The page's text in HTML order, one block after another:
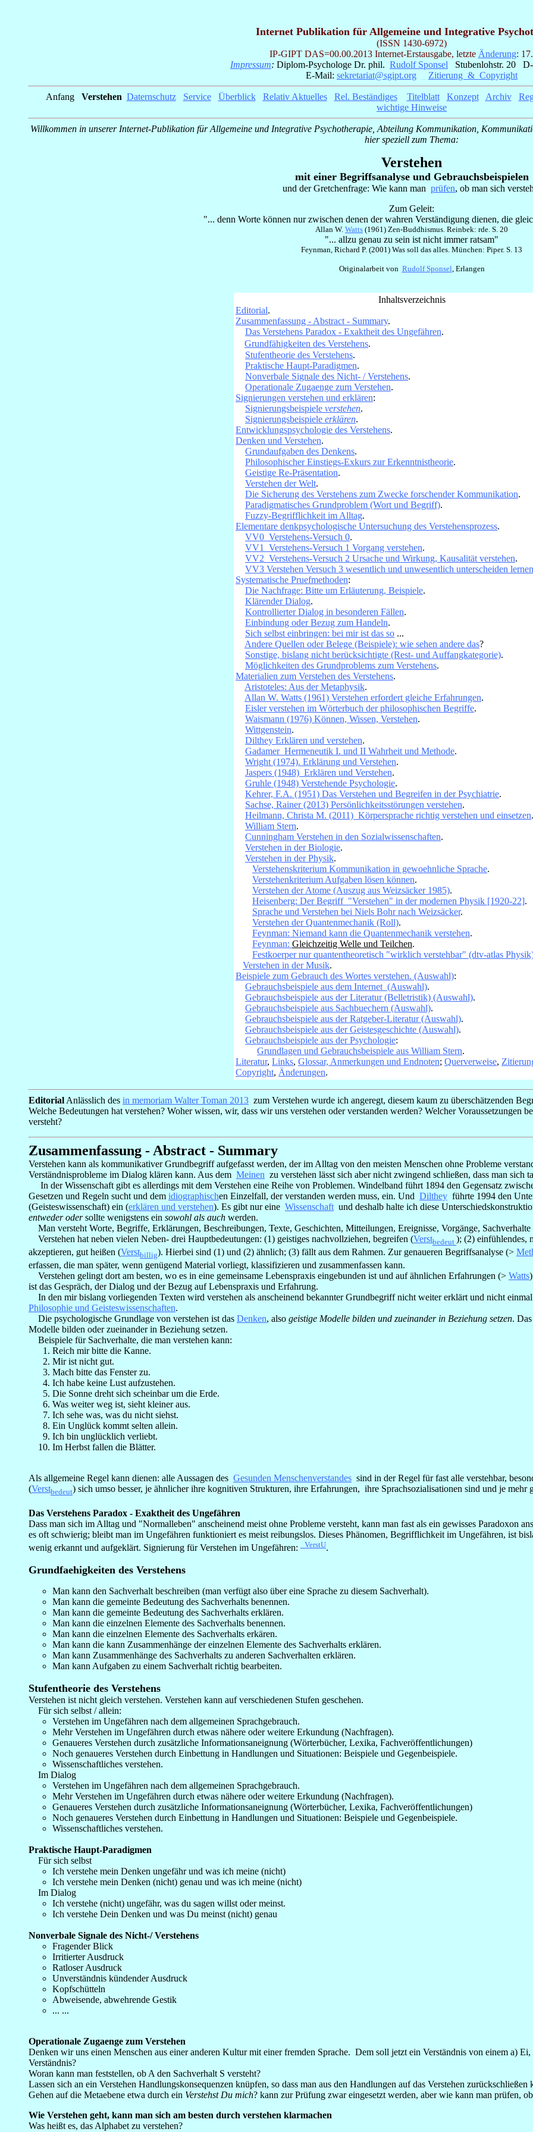
Internet Publikation für Allgemeine und Integrative
(ISSN 1430-6972)
IP-GIPT DAS=00.00.2013 Internet-Erstausgabe, letzte Änderung:
Impressum: Diplom-Psychologe Dr. phil. Rudolf Sponsel Stubenlohstr. 20 D-
E-Mail: sekretariat@sgipt.org Zitierung & Copyright
Anfang_ Verstehen Daternschutz_ Service_ Überblick_ Relativ Aktuelles_ Rel. Beständiges Titelblatt_ Konzept_ Archiv_
wichtige Hinweise
Willkommen in unserer Internet-Publikation für Allgemeine und Integrative Psychotherapie, Abteilung Kommunikation,
hier speziell zum Thema:
Verstehen
mit einer Begriffsanalyse und Gebrauchsbeispielen
und der Gretchenfrage: Wie kann man prüfen, ob man sich
Zum Geleit:
"... denn Worte können nur zwischen denen der wahren Verständigung dienen, die
Allan W. Watts (1961) Zen-Buddhismus. Reinbek: rde. S. 20
"... allzu genau zu sein ist nicht immer ratsam"
Feynman, Richard P. (2001) Was soll das alles. München: Piper. S. 13
Originalarbeit von Rudolf Sponsel, Erlangen
Inhaltsverzeichnis
Editorial.
Zusammenfassung - Abstract - Summary.
Das Verstehens Paradox - Exaktheit des Ungefähren.
Grundfähigkeiten des Verstehens.
Stufentheorie des Verstehens.
Praktische Haupt-Paradigmen.
Nonverbale Signale des Nicht- / Verstehens.
Operationale Zugaenge zum Verstehen.
Signierungen verstehen und erklären:
Signierungsbeispiele verstehen.
Signierungsbeispiele erklären.
Entwicklungspsychologie des Verstehens.
Denken und Verstehen.
Grundaufgaben des Denkens.
Philosophischer Einstiegs-Exkurs zur Erkenntnistheorie.
Geistige Re-Präsentation.
Verstehen der Welt.
Die Sicherung des Verstehens zum Zwecke forschender Kommunikation.
Paradigmatisches Grundproblem (Wort und Begriff).
Fuzzy-Begrifflichkeit im Alltag.
Elementare denkpsychologische Untersuchung des Verstehensprozess.
VV0 Verstehens-Versuch 0.
VV1 Verstehens-Versuch 1 Vorgang verstehen.
VV2 Verstehens-Versuch 2 Ursache und Wirkung, Kausalität verstehen.
VV3 Verstehen Versuch 3 wesentlich und unwesentlich unterscheiden lernen
Systematische Pruefmethoden:
Die Nachfrage: Bitte um Erläuterung, Beispiele.
Klärender Dialog.
Kontrollierter Dialog in besonderen Fällen.
Einbindung oder Bezug zum Handeln.
Sich selbst einbringen: bei mir ist das so ...
Andere Quellen oder Belege (Beispiele): wie sehen andere das?
Sonstige, bislang nicht berücksichtigte (Rest- und Auffangkategorie).
Möglichkeiten des Grundproblems zum Verstehens.
Materialien zum Verstehen des Verstehens.
Aristoteles: Aus der Metaphysik.
Allan W. Watts (1961) Verstehen erfordert gleiche Erfahrungen.
Eisler verstehen im Wörterbuch der philosophischen Begriffe.
Waismann (1976) Können, Wissen, Verstehen.
Wittgenstein.
Dilthey Erklären und verstehen.
Gadamer Hermeneutik I. und II Wahrheit und Methode.
Wright (1974). Erklärung und Verstehen.
Jaspers (1948) Erklären und Verstehen.
Gruhle (1948) Verstehende Psychologie.
Kehrer, F.A. (1951) Das Verstehen und Begreifen in der Psychiatrie.
Sachse, Rainer (2013) Persönlichkeitsstörungen verstehen.
Heilmann, Christa M. (2011) Körpersprache richtig verstehen und einsetzen.
William Stern.
Cunningham Verstehen in den Sozialwissenschaften.
Verstehen in der Biologie.
Verstehen in der Physik.
Verstehenskriterium Kommunikation in gewoehnliche Sprache.
Verstehenkriterium Aufgaben lösen können.
Verstehen der Atome (Auszug aus Weizsäcker 1985).
Heisenberg: Der Begriff "Verstehen" in der modernen Physik [1920-22].
Sprache und Verstehen bei Niels Bohr nach Weizsäcker.
Verstehen der Quantenmechanik (Roll).
Feynman: Niemand kann die Quantenmechanik verstehen.
Feynman: Gleichzeitig Welle und Teilchen.
Festkoerper nur quantentheoretisch "wirklich verstehbar" (dtv-atlas
Verstehen in der Musik.
Beispiele zum Gebrauch des Wortes verstehen. (Auswahl):
Gebrauchsbeispiele aus dem Internet (Auswahl).
Gebrauchsbeispiele aus der Literatur (Belletristik) (Auswahl).
Gebrauchsbeispiele aus Sachbuechern (Auswahl).
Gebrauchsbeispiele aus der Ratgeber-Literatur (Auswahl).
Gebrauchsbeispiele aus der Geistesgeschichte (Auswahl).
Gebrauchsbeispiele aus der Psychologie:
Grundlagen und Gebrauchsbeispiele aus William Stern.
Literatur, Links, Glossar, Anmerkungen und Endnoten; Querverweise,
Copyright, Änderungen.
Editorial Anlässlich des in memoriam Walter Toman 2013 zum Verstehen wurde ich angeregt, diesem kaum zu überschätzenden
Welche Bedeutungen hat verstehen? Woher wissen, wir, dass wir uns verstehen oder verstanden werden? Welcher Voraussetzungen
versteht?
Zusammenfassung - Abstract - Summary
Verstehen kann als kommunikativer Grundbegriff aufgefasst werden, der im Alltag von den meisten Menschen ohne Probleme
Verständnisprobleme im Dialog klären kann. Aus dem Meinen zu verstehen lässt sich aber nicht zwingend schließen, dass man sich
In der Wissenschaft gibt es allerdings mit dem Verstehen eine Reihe von Problemen. Windelband führt 1894 den Gegensatz
Gesetzen und Regeln sucht und dem idiographischen Einzelfall, der verstanden werden muss, ein. Und Dilthey führte 1994 den
(Geisteswissenschaft) ein (erklären und verstehen). Es gibt nur eine Wissenschaft und deshalb halte ich diese
entweder odersollte wenigstens ein sowohl als auch werden.
Man versteht Worte, Begriffe, Erklärungen, Beschreibungen, Texte, Geschichten, Mitteilungen, Ereignisse, Vorgänge,
Verstehen hat neben vielen Neben- drei Hauptbedeutungen: (1) geistiges nachvollziehen, begreifen (Verstbedeut ); (2) einfühlendes,
akzeptieren, gut heißen (Verstbillig). Hierbei sind (1) und (2) ähnlich; (3) fällt aus dem Rahmen. Zur genaueren Begriffsanalyse (>
erfassen, die man später, wenn genügend Material vorliegt, klassifizieren und zusammenfassen kann.
Verstehen gelingt dort am besten, wo es in eine gemeinsame Lebenspraxis eingebunden ist und auf ähnlichen Erfahrungen (> Watts
ist das Gespräch, der Dialog und der Bezug auf Lebenspraxis und Erfahrung.
In den mir bislang vorliegenden Texten wird verstehen als anscheinend bekannter Grundbegriff nicht weiter erklärt und nicht
Philosophie und Geisteswissenschaften.
Die psychologische Grundlage von verstehen ist das Denken, also geistige Modelle bilden und zueinander in Beziehung setzen.
Modelle bilden oder zueinander in Beziehung setzen.
Beispiele für Sachverhalte, die man verstehen kann:
Reich mir bitte die Kanne.
Mir ist nicht gut.
Mach bitte das Fenster zu.
Ich habe keine Lust aufzustehen.
Die Sonne dreht sich scheinbar um die Erde.
Was weiter weg ist, sieht kleiner aus.
Ich sehe was, was du nicht siehst.
Ein Unglück kommt selten allein.
Ich bin unglücklich verliebt.
Im Herbst fallen die Blätter.
Als allgemeine Regel kann dienen: alle Aussagen des Gesunden Menschenverstandes sind in der Regel für fast alle verstehbar,
(Verstbedeut) sich umso besser, je ähnlicher ihre kognitiven Strukturen, ihre Erfahrungen, ihre Sprachsozialisationen sind und je mehr
Das Verstehens Paradox - Exaktheit des Ungefähren
Dass man sich im Alltag und "Normalleben" anscheinend meist ohne Probleme versteht, kann man fast als ein gewisses Paradoxon
es oft schwierig; bleibt man im Ungefähren funktioniert es meist reibungslos. Dieses Phänomen, Begrifflichkeit im Ungefähren, ist
wenig erkannt und aufgeklärt. Signierung für Verstehen im Ungefähren:
_VerstU.
Grundfaehigkeiten des Verstehens
Man kann den Sachverhalt beschreiben (man verfügt also über eine Sprache zu diesem Sachverhalt).
Man kann die gemeinte Bedeutung des Sachverhalts benennen.
Man kann die gemeinte Bedeutung des Sachverhalts erklären.
Man kann die einzelnen Elemente des Sachverhalts benennen.
Man kann die einzelnen Elemente des Sachverhalts erkären.
Man kann die kann Zusammenhänge der einzelnen Elemente des Sachverhalts erklären.
Man kann Zusammenhänge des Sachverhalts zu anderen Sachverhalten erklären.
Man kann Aufgaben zu einem Sachverhalt richtig bearbeiten.
Stufentheorie des Verstehens
Verstehen ist nicht gleich verstehen. Verstehen kann auf verschiedenen Stufen geschehen.
Für sich selbst / allein:
Verstehen im Ungefähren nach dem allgemeinen Sprachgebrauch.
Mehr Verstehen im Ungefähren durch etwas nähere oder weitere Erkundung (Nachfragen).
Genaueres Verstehen durch zusätzliche Informationsaneignung (Wörterbücher, Lexika, Fachveröffentlichungen)
Noch genaueres Verstehen durch Einbettung in Handlungen und Situationen: Beispiele und Gegenbeispiele.
Wissenschaftliches verstehen.
Im Dialog
Verstehen im Ungefähren nach dem allgemeinen Sprachgebrauch.
Mehr Verstehen im Ungefähren durch etwas nähere oder weitere Erkundung (Nachfragen).
Genaueres Verstehen durch zusätzliche Informationsaneignung (Wörterbücher, Lexika, Fachveröffentlichungen)
Noch genaueres Verstehen durch Einbettung in Handlungen und Situationen: Beispiele und Gegenbeispiele.
Wissenschaftliches verstehen.
Praktische Haupt-Paradigmen
Für sich selbst
Ich verstehe mein Denken ungefähr und was ich meine (nicht)
Ich verstehe mein Denken (nicht) genau und was ich meine (nicht)
Im Dialog
Ich verstehe (nicht) ungefähr, was du sagen willst oder meinst.
Ich verstehe Dein Denken und was Du meinst (nicht) genau
Nonverbale Signale des Nicht-/ Verstehens
Fragender Blick
Irritierter Ausdruck
Ratloser Ausdruck
Unverständnis kündender Ausdruck
Kopfschütteln
Abweisende, abwehrende Gestik
... ...
Operationale Zugaenge zum Verstehen
Denken wir uns einen Menschen aus einer anderen Kultur mit einer fremden Sprache. Dem soll jetzt ein Verständnis von einem a)
Verständnis?
Woran kann man feststellen, ob A den Sachverhalt S versteht?
Lassen sich an ein Verstehen Handlungskonsequenzen knüpfen, so dass man aus den Handlungen auf das Verstehen zurückschließen
Gehen auf die Metaebene etwa durch ein Verstehst Du mich? kann zur Prüfung zwar eingesetzt werden, aber wie kann man prüfen,
Wie Verstehen geht, kann man sich am besten durch verstehen klarmachen
Was heißt es, das Alphabet zu verstehen?